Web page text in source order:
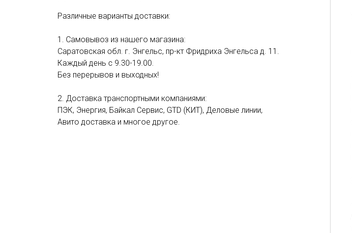
Различные варианты доставки:
1. Самовывоз из нашего магазина:
Саратовская обл. г. Энгельс, пр-кт Фридриха Энгельса д. 11.
Каждый день с 9.30-19.00.
Без перерывов и выходных!
2. Доставка транспортными компаниями:
ПЭК, Энергия, Байкал Сервис, GTD (КИТ), Деловые линии,
Авито доставка и многое другое.